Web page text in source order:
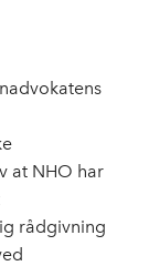
ens
at NHO har
rådgivning